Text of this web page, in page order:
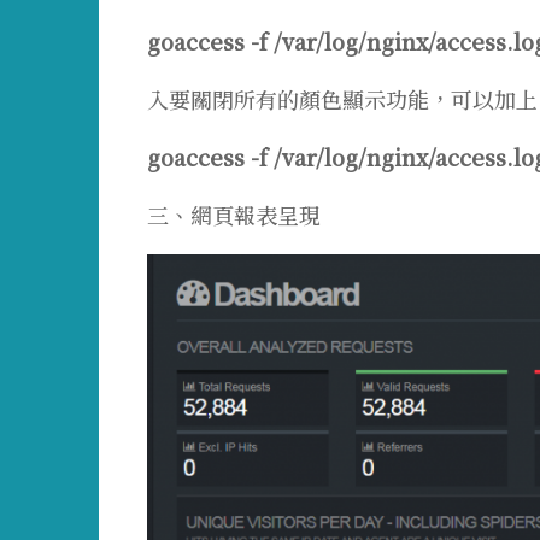
goaccess -f /var/log/nginx/
入要關閉所有的顏色顯示功能，可以加
goaccess -f /var/log/nginx/
三、網頁報表呈現